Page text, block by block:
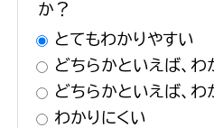
か？
とてもわかりやすい
どちらかといえば、わ
どちらかといえば、わ
わかりにくい